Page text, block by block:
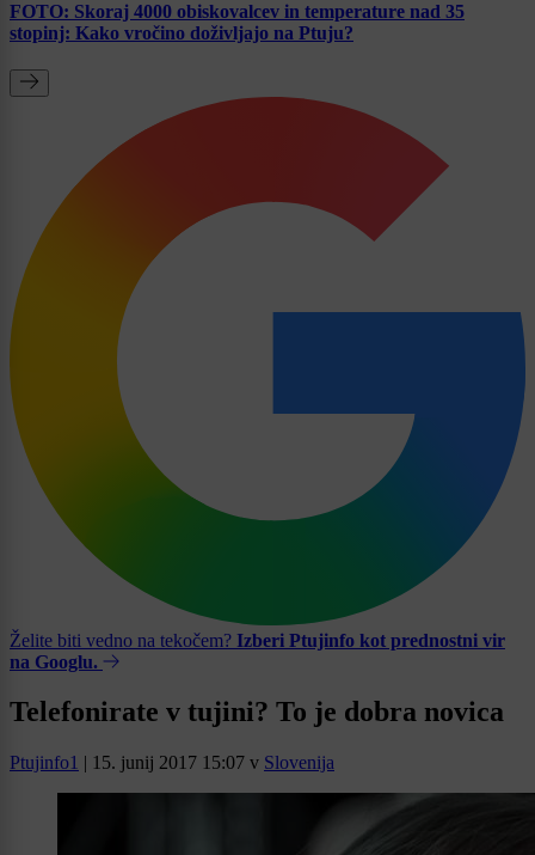
FOTO: Skoraj 4000 obiskovalcev in temperature nad 35
stopinj: Kako vročino doživljajo na Ptuju?
Želite biti vedno na tekočem? Izberi Ptujinfo kot prednostni vir
na Googlu.
Telefonirate v tujini? To je dobra novica
Ptujinfo1 | 15. junij 2017 15:07 v Slovenija